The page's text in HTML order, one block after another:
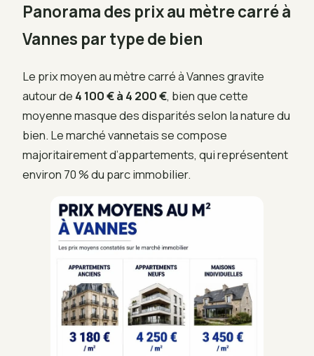
Panorama des prix au mètre carré à
Vannes par type de bien
Le prix moyen au mètre carré à Vannes gravite
autour de 4 100 € à 4 200 €, bien que cette
moyenne masque des disparités selon la nature du
bien. Le marché vannetais se compose
majoritairement d’appartements, qui représentent
environ 70 % du parc immobilier.